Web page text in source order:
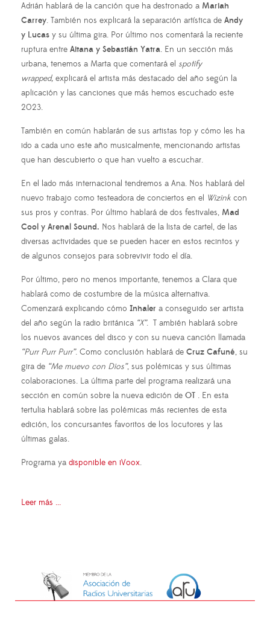
Adrián hablará de la canción que ha destronado a Mariah
Carrey. También nos explicará la separación artística de Andy
y Lucas y su última gira. Por último nos comentará la reciente
ruptura entre Aitana y Sebastián Yatra. En un sección más
urbana, tenemos a Marta que comentará el spotify
wrapped, explicará el artista más destacado del año según la
aplicación y las canciones que más hemos escuchado este
2023.
También en común hablarán de sus artistas top y cómo les ha
ido a cada uno este año musicalmente, mencionando artistas
que han descubierto o que han vuelto a escuchar.
En el lado más internacional tendremos a Ana. Nos hablará del
nuevo trabajo como testeadora de conciertos en el Wizink con
sus pros y contras. Por último hablará de dos festivales, Mad
Cool y Arenal Sound. Nos hablará de la lista de cartel, de las
diversas actividades que se pueden hacer en estos recintos y
de algunos consejos para sobrevivir todo el día.
Por último, pero no menos importante, tenemos a Clara que
hablará como de costumbre de la música alternativa.
Comenzará explicando cómo Inhaler a conseguido ser artista
del año según la radio británica “X”. T ambién hablará sobre
los nuevos avances del disco y con su nueva canción llamada
“Purr Purr Purr”. Como conclusión hablará de Cruz Cafuné, su
gira de “Me muevo con Dios”, sus polémicas y sus últimas
colaboraciones. La última parte del programa realizará una
sección en común sobre la nueva edición de OT . En esta
tertulia hablará sobre las polémicas más recientes de esta
edición, los concursantes favoritos de los locutores y las
últimas galas.
Programa ya disponible en iVoox.
Leer más ...